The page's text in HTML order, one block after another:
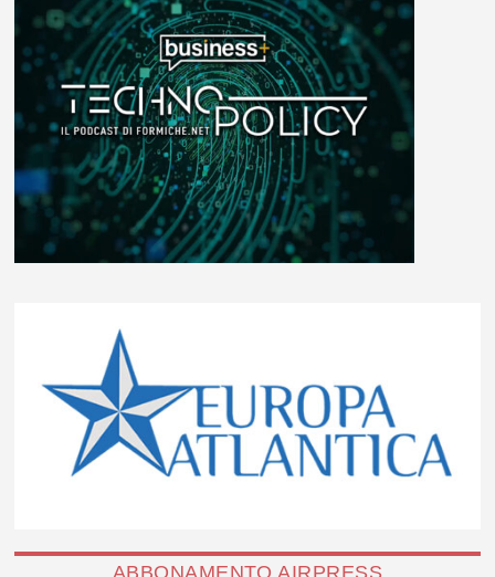
ABBONAMENTO AIRPRESS